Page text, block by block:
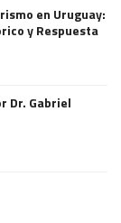
en Uruguay:
y Respuesta
Dr. Gabriel